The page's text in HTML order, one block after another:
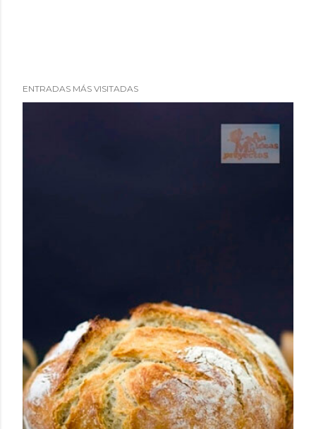
ENTRADAS MÁS VISITADAS